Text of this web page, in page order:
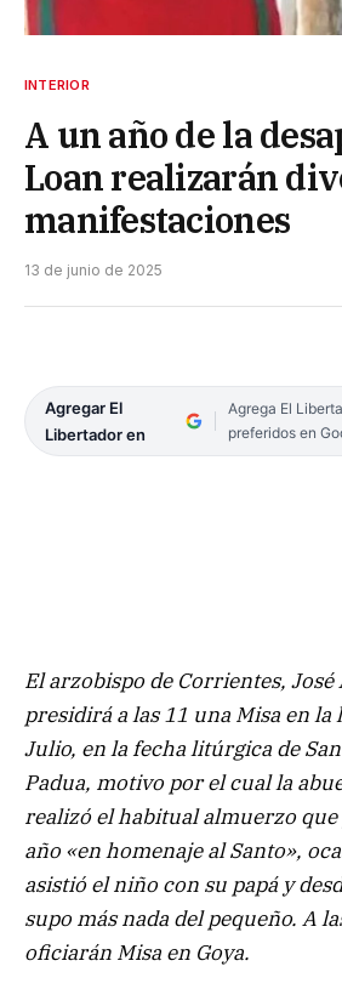
INTERIOR
A un año de la
Loan realizarán
manifestaciones
13 de junio de 2025
Agregar El
Libertador en
Agrega El
preferidos en
El arzobispo de Corrientes,
presidirá a las 11 una Misa en la
Julio, en la fecha litúrgica de
Padua, motivo por el cual la
realizó el habitual almuerzo que
año «en homenaje al Santo»,
asistió el niño con su papá y
supo más nada del pequeño. A
oficiarán Misa en Goya.